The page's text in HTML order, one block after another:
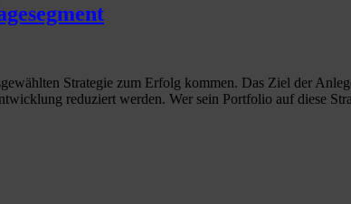
Strategie zum Erfolg kommen. Das Ziel der
reduziert werden. Wer sein Portfolio auf diese